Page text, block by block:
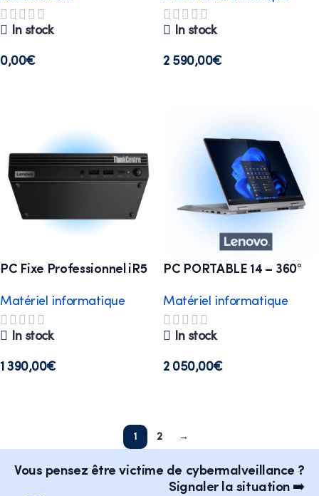
In stock
0,00€
In stock
2 590,00€
PC Fixe Professionnel iR5
Matériel informatique
In stock
1 390,00€
PC PORTABLE 14 – 360°
Matériel informatique
In stock
2 050,00€
1 2 →
Vous pensez être victime de cybermalveillance ?
Signaler la situation ➡️